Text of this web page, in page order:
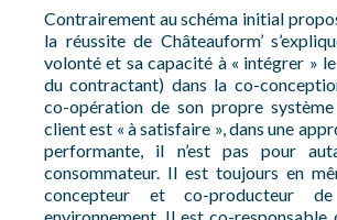
Contrairement au schéma initial
la réussite de Châteauform’
volonté et sa capacité à « intégrer »
du contractant) dans la co-
co-opération de son propre
client est « à satisfaire », dans une
performante, il n’est pas pour
consommateur. Il est toujours en
concepteur et co-producteur